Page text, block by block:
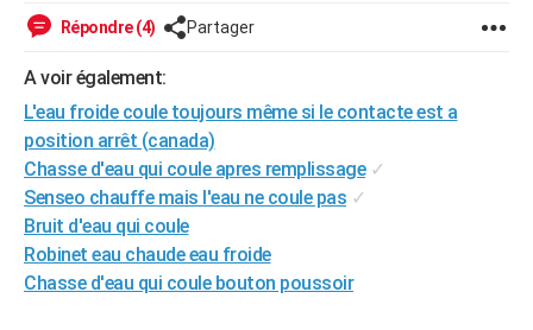
WEEK-END
Art de vivre
Bien-être
Loisirs
ModeModes de vie
SANTE
Alimentation
Guide de la santé
Maladies
Médicaments
Sommeil
VOYAGE
Destinations
City break
Voyage nature
Voyage de noces
Forum
Climat
+PHOTO
GUIDES D'ACHAT
Répondre (4) Partager
A voir également:
L'eau froide coule toujours même si le contacte est a
position arrêt (canada)
Chasse d'eau qui coule apres remplissage ✓
Senseo chauffe mais l'eau ne coule pas ✓
Bruit d'eau qui coule
Robinet eau chaude eau froide
Chasse d'eau qui coule bouton poussoir